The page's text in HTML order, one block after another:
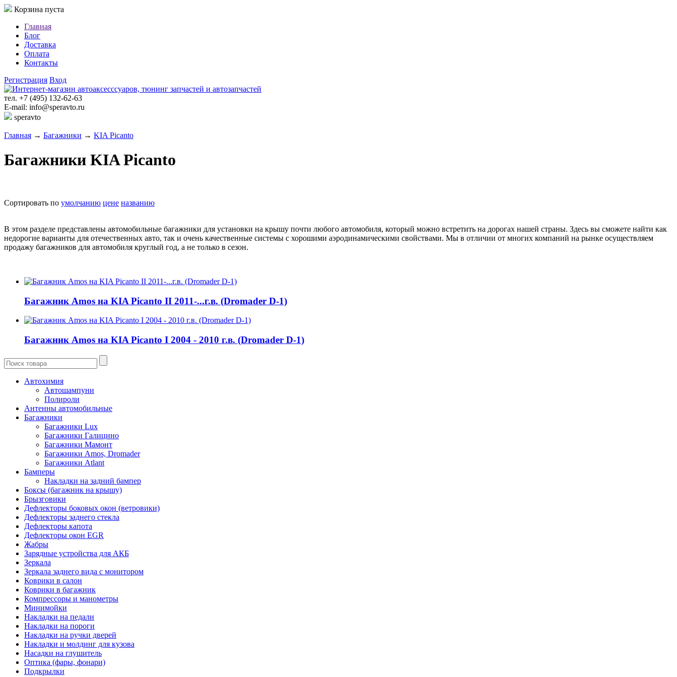
Корзина пуста
Главная
Блог
Доставка
Оплата
Контакты
Регистрация Вход
тел. +7 (495) 132-62-63
E-mail: info@speravto.ru
speravto
Главная → Багажники → KIA Picanto
Багажники KIA Picanto
Сортировать по умолчанию цене названию
В этом разделе представлены автомобильные багажники для установки на крышу почти любого автомобиля, который можно встретить на дорогах нашей страны. Здесь вы сможете найти как
недорогие варианты для отечественных авто, так и очень качественные системы с хорошими аэродинамическими свойствами. Мы в отличии от многих компаний на рынке осуществляем
продажу багажников для автомобиля круглый год, а не только в сезон.
Багажник Amos на KIA Picanto II 2011-...г.в. (Dromader D-1)
Багажник Amos на KIA Picanto I 2004 - 2010 г.в. (Dromader D-1)
Автохимия
Автошампуни
Полироли
Антенны автомобильные
Багажники
Багажники Lux
Багажники Галицино
Багажники Мамонт
Багажники Amos, Dromader
Багажники Atlant
Бамперы
Накладки на задний бампер
Боксы (багажник на крышу)
Брызговики
Дефлекторы боковых окон (ветровики)
Дефлекторы заднего стекла
Дефлекторы капота
Дефлекторы окон EGR
Жабры
Зарядные устройства для АКБ
Зеркала
Зеркала заднего вида с монитором
Коврики в салон
Коврики в багажник
Компрессоры и манометры
Минимойки
Накладки на педали
Накладки на пороги
Накладки на ручки дверей
Накладки и молдинг для кузова
Насадки на глушитель
Оптика (фары, фонари)
Подкрылки